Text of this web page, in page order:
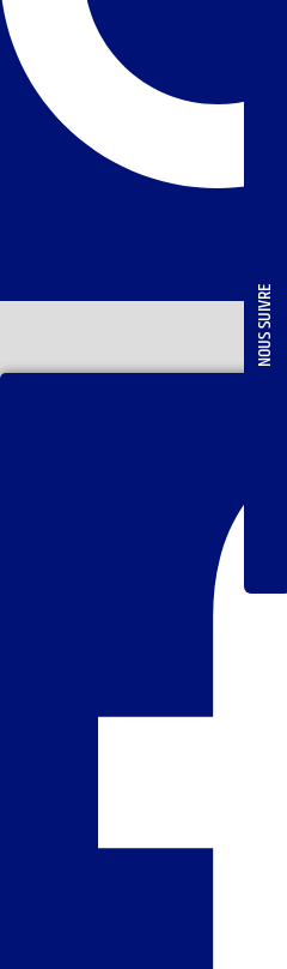
NOUS SUIVRE